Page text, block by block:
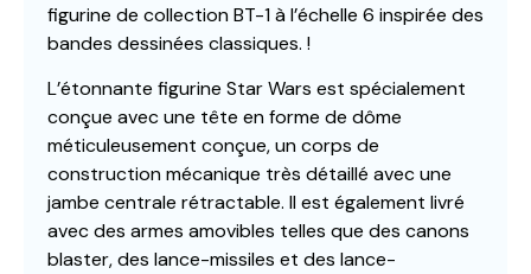
figurine de collection BT-1 à l’échelle 6 inspirée des
bandes dessinées classiques. !
L’étonnante figurine Star Wars est spécialement
conçue avec une tête en forme de dôme
méticuleusement conçue, un corps de
construction mécanique très détaillé avec une
jambe centrale rétractable. Il est également livré
avec des armes amovibles telles que des canons
blaster, des lance-missiles et des lance-